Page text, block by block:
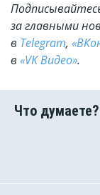
за главными
в Telegram,
в «VK Видео».